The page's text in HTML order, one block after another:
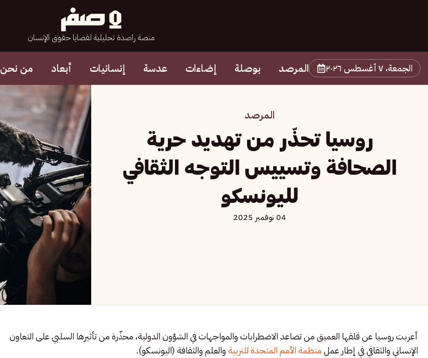
منصة راصدة تحليلية لقضايا حقوق الإنسان
الجمعة، ٧ أغسطس ٢٠٢٦ المرصد بوصلة إضاءات عدسة إنسانيات أبعاد من نحن
المرصد
روسيا تحذّر من تهديد حرية
الصحافة وتسييس التوجه الثقافي
لليونسكو
04 نوفمبر 2025
أعربت روسيا عن قلقها العميق من تصاعد الاضطرابات والمواجهات في الشؤون الدولية، محذّرة من تأثيرها السلبي على التعاون
الإنساني والثقافي في إطار عملمنظمة الأمم المتحدة للتربيةوالعلم والثقافة (اليونسكو).